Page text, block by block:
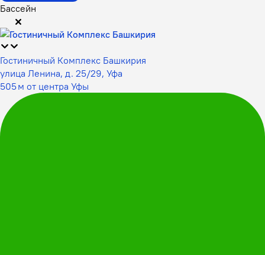
Бассейн
Гостиничный Комплекс Башкирия
улица Ленина, д. 25/29, Уфа
505 м от центра Уфы